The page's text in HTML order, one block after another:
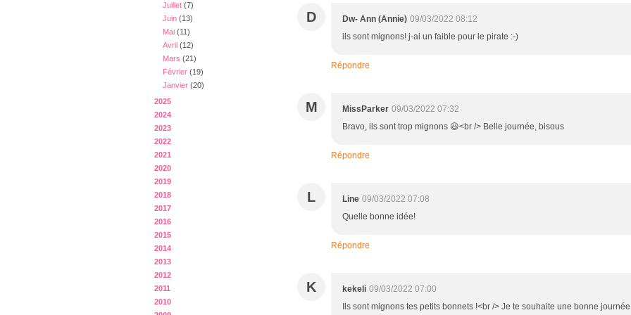
Juillet (7)
Juin (13)
Mai (11)
Avril (12)
Mars (21)
Février (19)
Janvier (20)
2025
2024
2023
2022
2021
2020
2019
2018
2017
2016
2015
2014
2013
2012
2011
2010
D Dw- Ann (Annie) 09/03/2022 08:12
ils sont mignons! j-ai un faible pour le pirate :-)
Répondre
M MissParker 09/03/2022 07:32
Bravo, ils sont trop mignons 😃<br /> Belle journée, bisous
Répondre
L Line 09/03/2022 07:08
Quelle bonne idée!
Répondre
K kekeli 09/03/2022 07:00
Ils sont mignons tes petits bonnets !<br /> Je te souhaite une bonne